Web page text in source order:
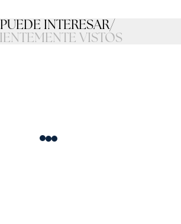
INTERESAR/
VISTOS
Loading